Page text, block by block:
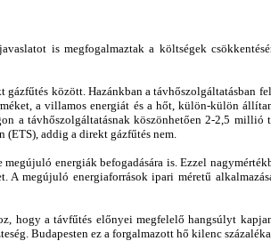
is megfogalmaztak a költségek
között. Hazánkban a távhőszolgáltatásban
a villamos energiát és a hőt, külön-külön
a távhőszolgáltatásnak köszönhetően 2-2,5
(ETS), addig a direkt gázfűtés nem.
energiák befogadására is. Ezzel
megújuló energiaforrások ipari méretű
hogy a távfűtés előnyei megfelelő hangsúlyt
Budapesten ez a forgalmazott hő kilenc